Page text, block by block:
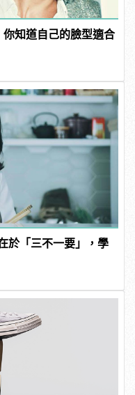
知道自己的臉型適合
於「三不一要」，學